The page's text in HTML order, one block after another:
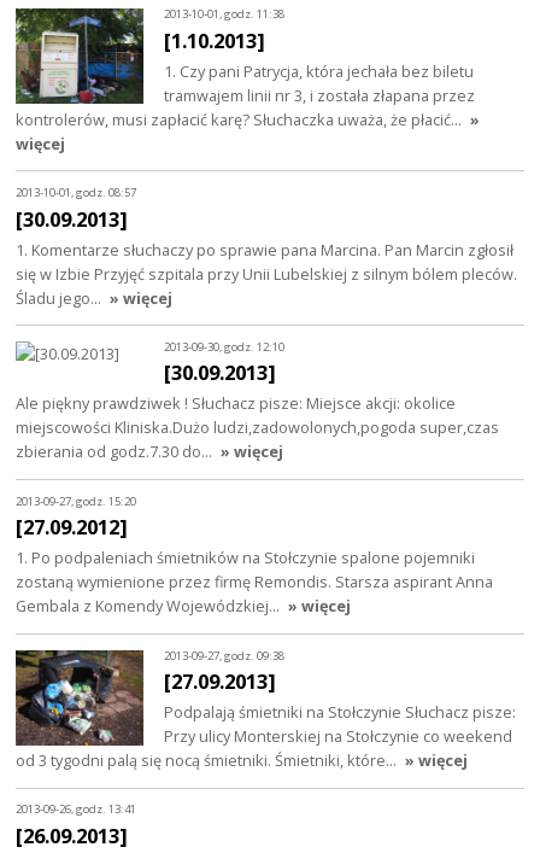
2013-10-01, godz. 11:38
[1.10.2013]
1. Czy pani Patrycja, która jechała bez biletu
tramwajem linii nr 3, i została złapana przez
kontrolerów, musi zapłacić karę? Słuchaczka uważa, że płacić… »
więcej
2013-10-01, godz. 08:57
[30.09.2013]
1. Komentarze słuchaczy po sprawie pana Marcina. Pan Marcin zgłosił
się w Izbie Przyjęć szpitala przy Unii Lubelskiej z silnym bólem pleców.
Śladu jego… » więcej
2013-09-30, godz. 12:10
[30.09.2013]
Ale piękny prawdziwek ! Słuchacz pisze: Miejsce akcji: okolice
miejscowości Kliniska.Dużo ludzi,zadowolonych,pogoda super,czas
zbierania od godz.7.30 do… » więcej
2013-09-27, godz. 15:20
[27.09.2012]
1. Po podpaleniach śmietników na Stołczynie spalone pojemniki
zostaną wymienione przez firmę Remondis. Starsza aspirant Anna
Gembala z Komendy Wojewódzkiej… » więcej
2013-09-27, godz. 09:38
[27.09.2013]
Podpalają śmietniki na Stołczynie Słuchacz pisze:
Przy ulicy Monterskiej na Stołczynie co weekend
od 3 tygodni palą się nocą śmietniki. Śmietniki, które… » więcej
2013-09-26, godz. 13:41
[26.09.2013]